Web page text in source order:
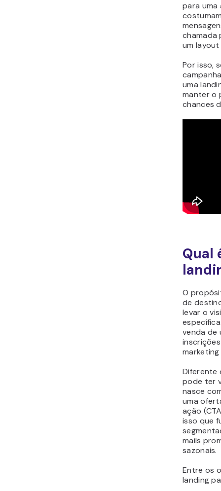
para uma
chamada
um
Por isso,
uma
manter o
chances
Qual
O
de
levar o
venda de
Diferente
pode ter
nasce
uma
ação
isso que
mails
sazonais.
Entre os
landing